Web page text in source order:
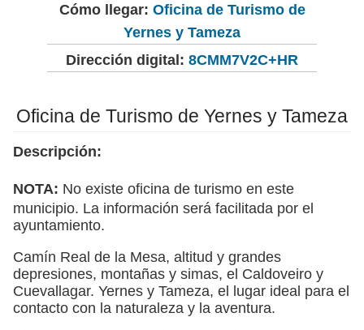
Cómo llegar: Oficina de Turismo de
Yernes y Tameza
Dirección digital: 8CMM7V2C+HR
Oficina de Turismo de Yernes y Tameza
Descripción:
NOTA: No existe oficina de turismo en este
municipio. La información será facilitada por el
ayuntamiento.
Camín Real de la Mesa, altitud y grandes
depresiones, montañas y simas, el Caldoveiro y
Cuevallagar. Yernes y Tameza, el lugar ideal para el
contacto con la naturaleza y la aventura.